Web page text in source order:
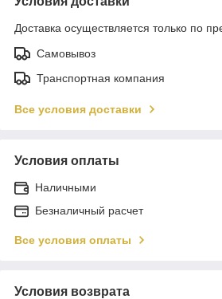
Доставка осуществляется только по
Самовывоз
Транспортная компания
Все условия доставки
Условия оплаты
Наличными
Безналичный расчет
Все условия оплаты
Условия возврата